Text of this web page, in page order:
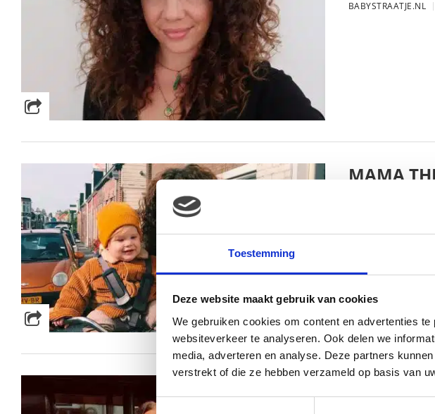
Toestemming
Deze website maakt gebruik van cookies
We gebruiken cookies om content en advertenties
websiteverkeer te analyseren. Ook delen we
media, adverteren en analyse. Deze partners
verstrekt of die ze hebben verzameld op basis van
Toestemmingsselectie
BABYSTRAATJE.NL
MAMA
MAMA